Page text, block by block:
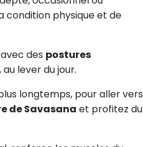
condition physique et de
des postures
lever du jour.
longtemps, pour aller vers
de Savasana et profitez du